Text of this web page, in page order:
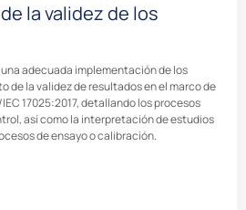
la validez de los
adecuada implementación de los
de la validez de resultados en el marco de
17025:2017, detallando los procesos
así como la interpretación de estudios
de ensayo o calibración.